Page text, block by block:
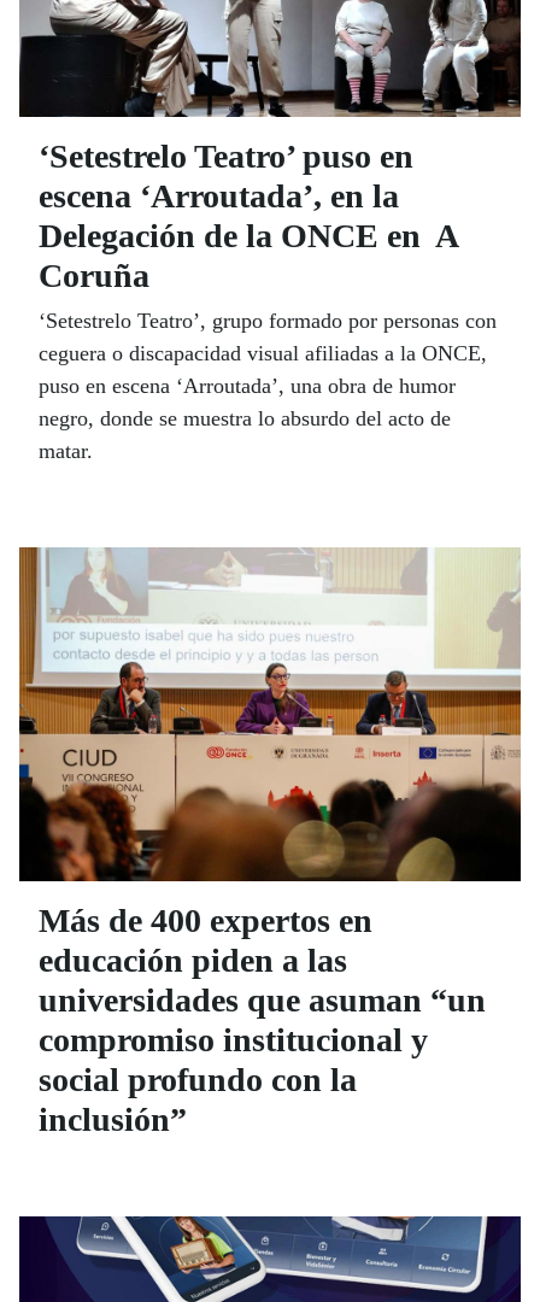
‘Setestrelo Teatro’ puso en
escena ‘Arroutada’, en la
Delegación de la ONCE en A
Coruña
‘Setestrelo Teatro’, grupo formado por personas con
ceguera o discapacidad visual afiliadas a la ONCE,
puso en escena ‘Arroutada’, una obra de humor
negro, donde se muestra lo absurdo del acto de
matar.
Más de 400 expertos en
educación piden a las
universidades que asuman “un
compromiso institucional y
social profundo con la
inclusión”